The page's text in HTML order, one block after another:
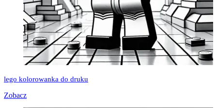
lego kolorowanka do druku
Zobacz